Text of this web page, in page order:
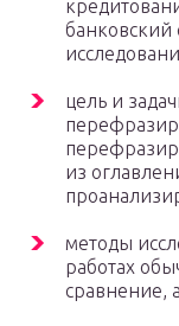
банковский
цель и
из
методы
работах
сравнение,